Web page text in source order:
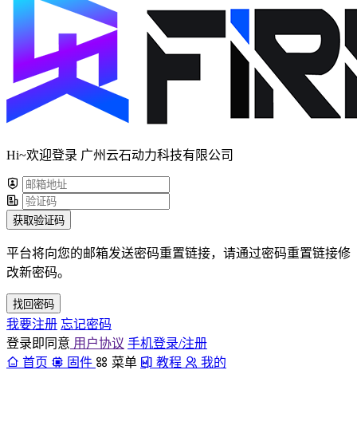
Hi~欢迎登录 广州云石动力科技有限公司
获取验证码
平台将向您的邮箱发送密码重置链接，请通过密码重置链接修
改新密码。
找回密码
我要注册 忘记密码
登录即同意 用户协议 手机登录/注册
首页
固件 菜单 教程 我的